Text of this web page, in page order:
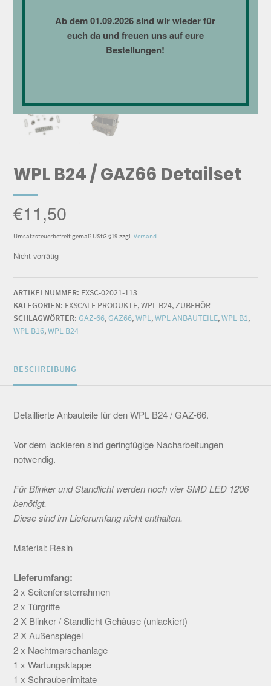
WPL B24 / GAZ66 Detailset
€11,50
Umsatzsteuerbefreit gemäß UStG §19 zzgl.Versand
Nicht vorrätig
ARTIKELNUMMER: FXSC-02021-113
KATEGORIEN: FXSCALE PRODUKTE,WPL B24, ZUBEHÖR
SCHLAGWÖRTER: GAZ-66,GAZ66,WPL ,WPL ANBAUTEILE,WPL B1,
WPL B16,WPL B24
BESCHREIBUNG
Detaillierte Anbauteile für den WPL B24 / GAZ-66.
Vor dem lackieren sind geringfügige Nacharbeitungen
notwendig.
Für Blinker und Standlicht werden noch vier SMD LED 1206
benötigt.
Diese sind im Lieferumfang nicht enthalten.
Material: Resin
Lieferumfang:
2 x Seitenfensterrahmen
2 x Türgriffe
2 X Blinker / Standlicht Gehäuse (unlackiert)
2 X Außenspiegel
2 x Nachtmarschanlage
1 x Wartungsklappe
1 x Schraubenimitate
Ab dem 01.09.2026 sind wir wieder für
euch da und freuen uns auf eure
Bestellungen!